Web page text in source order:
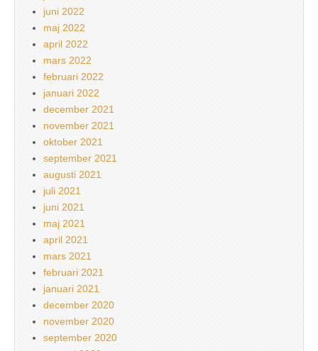
juni 2022
maj 2022
april 2022
mars 2022
februari 2022
januari 2022
december 2021
november 2021
oktober 2021
september 2021
augusti 2021
juli 2021
juni 2021
maj 2021
april 2021
mars 2021
februari 2021
januari 2021
december 2020
november 2020
september 2020